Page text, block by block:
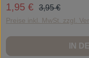
gefertigt. Rostfrei,
polierten und glänzenden
zur Formung von Knete,
Verkaufspreis:
1,95 € Regulärer
3,95 €
Preise inkl. MwSt. zzgl.
IN